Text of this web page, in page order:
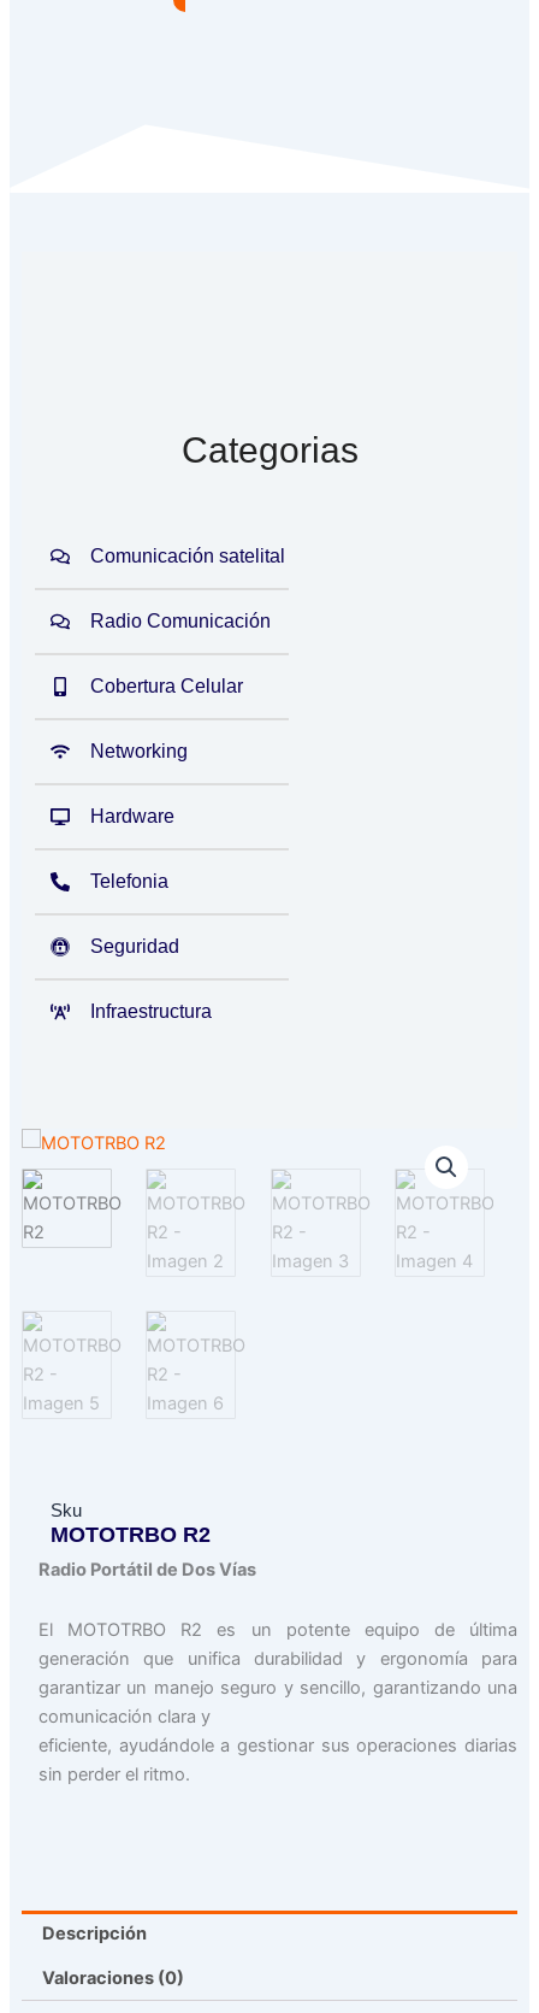
Categorias
Comunicación satelital
Radio Comunicación
Cobertura Celular
Networking
Hardware
Telefonia
Seguridad
Infraestructura
Sku
MOTOTRBO R2
Radio Portátil de Dos Vías
El MOTOTRBO R2 es un potente equipo de última
generación que unifica durabilidad y ergonomía para
garantizar un manejo seguro y sencillo, garantizando una
comunicación clara y
eficiente, ayudándole a gestionar sus operaciones diarias
sin perder el ritmo.
Descripción
Valoraciones (0)